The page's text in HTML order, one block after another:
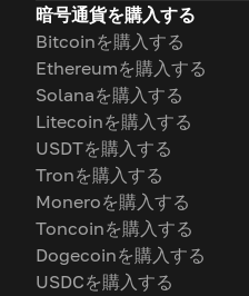
暗号通貨を購入する
Bitcoinを購入する
Ethereumを購入する
Solanaを購入する
Litecoinを購入する
USDTを購入する
Tronを購入する
Moneroを購入する
Toncoinを購入する
Dogecoinを購入する
USDCを購入する